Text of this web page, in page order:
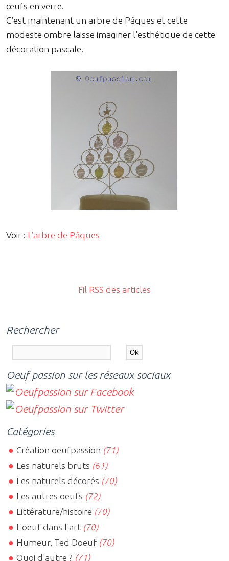
œufs en verre.
C'est maintenant un arbre de Pâques et cette
modeste ombre laisse imaginer l'esthétique de cette
décoration pascale.
Voir : L'arbre de Pâques
Fil RSS des articles
Rechercher
Oeuf passion sur les réseaux sociaux
Catégories
Création oeufpassion (71)
Les naturels bruts (61)
Les naturels décorés (70)
Les autres oeufs (72)
Littérature/histoire (70)
L'oeuf dans l'art (70)
Humeur, Ted Doeuf (70)
Quoi d'autre ? (71)